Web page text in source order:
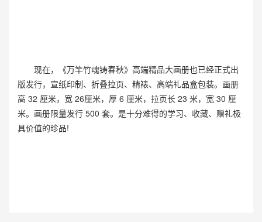
现在，《万竿竹魂铸春秋》高端精品大画册也已经正式出
版发行，宣纸印制、折叠拉页、精裱、高端礼品盒包装。画册
高 32 厘米，宽 26厘米，厚 6 厘米，拉页长 23 米，宽 30 厘
米。画册限量发行 500 套。是十分难得的学习、收藏、赠礼极
具价值的珍品!